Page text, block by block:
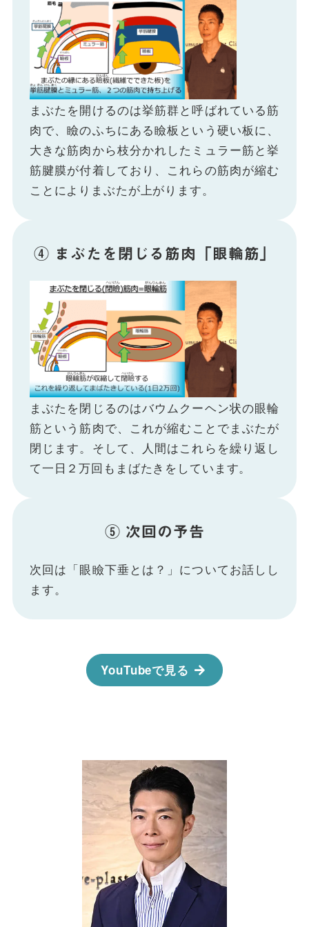
まぶたを開けるのは挙筋群と呼ばれている筋
肉で、瞼のふちにある瞼板という硬い板に、
大きな筋肉から枝分かれしたミュラー筋と挙
筋腱膜が付着しており、これらの筋肉が縮む
ことによりまぶたが上がります。
④ まぶたを閉じる筋肉「眼輪筋」
まぶたを閉じるのはバウムクーヘン状の眼輪
筋という筋肉で、これが縮むことでまぶたが
閉じます。そして、人間はこれらを繰り返し
て一日２万回もまばたきをしています。
⑤ 次回の予告
次回は「眼瞼下垂とは？」についてお話しし
ます。
YouTubeで見る